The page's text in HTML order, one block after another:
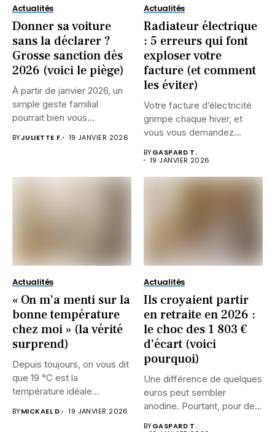
Actualités
Donner sa voiture
sans la déclarer ?
Grosse sanction dès
2026 (voici le piège)
À partir de janvier 2026, un
simple geste familial
pourrait bien vous...
BYJULIETTE F. 19 JANVIER 2026
Actualités
Radiateur électrique
: 5 erreurs qui font
exploser votre
facture (et comment
les éviter)
Votre facture d’électricité
grimpe chaque hiver, et
vous vous demandez
BYGASPARD T.
19 JANVIER 2026
Actualités
« On m’a menti sur la
bonne température
chez moi » (la vérité
surprend)
Depuis toujours, on vous dit
que 19 °C est la
température idéale...
BYMICKAEL D. 19 JANVIER 2026
Actualités
Ils croyaient partir
en retraite en 2026 :
le choc des 1 803 €
d’écart (voici
pourquoi)
Une différence de quelques
euros peut sembler
anodine. Pourtant, pour des
BYGASPARD T.